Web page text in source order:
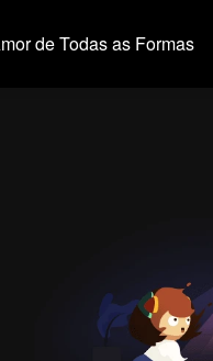
de Todas as Formas